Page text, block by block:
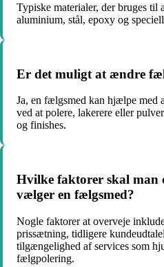
Typiske materialer, der bruges til
aluminium, stål, epoxy og
Er det muligt at ændre
Ja, en fælgsmed kan hjælpe med
ved at polere, lakerere eller
og finishes.
Hvilke faktorer skal man
vælger en fælgsmed?
Nogle faktorer at overveje
prissætning, tidligere
tilgængelighed af services som
fælgpolering.